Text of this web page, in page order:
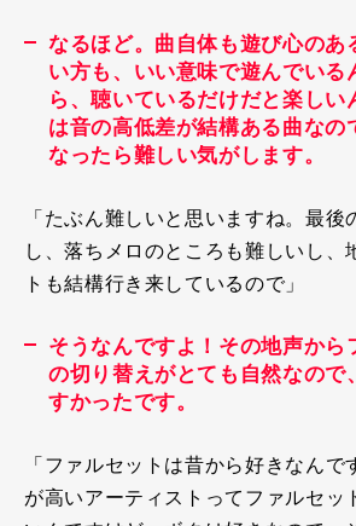
なるほど。曲自体も遊び心のあ
い方も、いい意味で遊んでいる
ら、聴いているだけだと楽しい
は音の高低差が結構ある曲なの
なったら難しい気がします。
「たぶん難しいと思いますね。最後
し、落ちメロのところも難しいし、
トも結構行き来しているので」
そうなんですよ！その地声から
の切り替えがとても自然なので
すかったです。
「ファルセットは昔から好きなんで
が高いアーティストってファルセッ